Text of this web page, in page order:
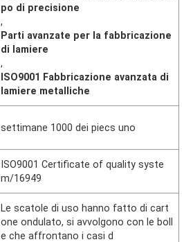
po di precisione
,
Parti avanzate per la fabbricazione
di lamiere
,
ISO9001 Fabbricazione avanzata di
lamiere metalliche
settimane 1000 dei piecs uno
ISO9001 Certificate of quality syste
m/16949
Le scatole di uso hanno fatto di cart
one ondulato, si avvolgono con le boll
e che affrontano i casi d